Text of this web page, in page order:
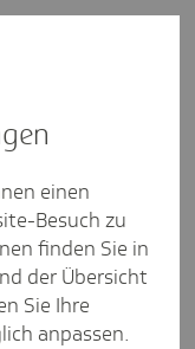
für
einen
Besuch zu
finden Sie in
der Übersicht
Sie Ihre
anpassen.